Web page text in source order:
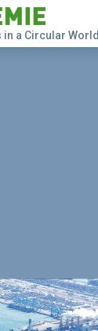
a Circular World